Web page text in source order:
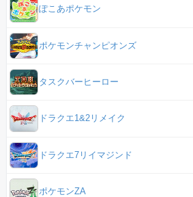
ぽこあポケモン
ポケモンチャンピオンズ
タスクバーヒーロー
ドラクエ1&2リメイク
ドラクエ7リイマジンド
ポケモンZA